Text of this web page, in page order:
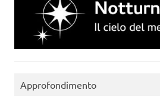
Approfondimento